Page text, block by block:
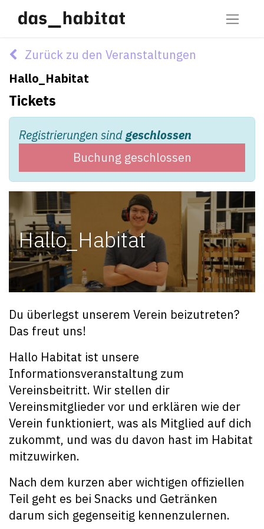
Zurück zu den Veranstaltungen
Hallo_Habitat
Tickets
Registrierungen sindgeschlossen
Buchung geschlossen
Hallo_Habitat
Du überlegst unserem Verein beizutreten?
Das freut uns!
Hallo Habitat ist unsere
Informationsveranstaltung zum
Vereinsbeitritt. Wir stellen dir
Vereinsmitglieder vor und erklären wie der
Verein funktioniert, was als Mitglied auf dich
zukommt, und was du davon hast im Habitat
mitzuwirken.
Nach dem kurzen aber wichtigen offiziellen
Teil geht es bei Snacks und Getränken
darum sich gegenseitig kennenzulernen.